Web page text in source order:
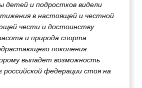
детей и подростков видели
в настоящей и честной
чести и достоинству
и природа спорта
поколения.
выпадет возможность
российской федерации стоя на